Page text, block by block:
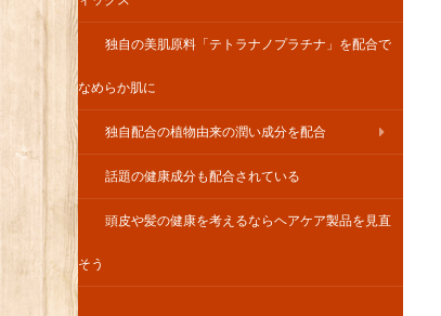
独自の美肌原料「テトラナノプラチナ」を配合で
なめらか肌に
独自配合の植物由来の潤い成分を配合
話題の健康成分も配合されている
頭皮や髪の健康を考えるならヘアケア製品を見直
そう